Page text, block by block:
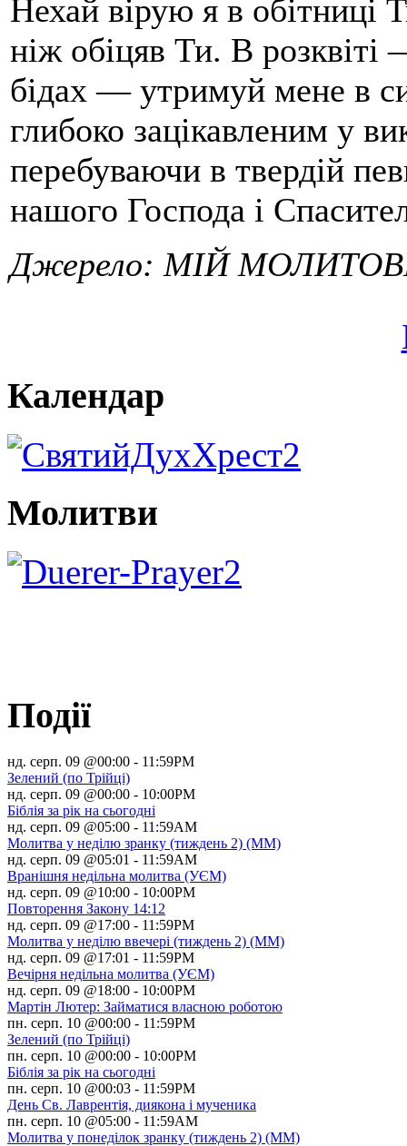
Нехай вірую я в обітниці
ніж обіцяв Ти. В
бідах — утримуй мене в
глибоко зацікавленим у
перебуваючи в твердій
нашого Господа і
Джерело: МІЙ
Календар
Молитви
Події
нд. серп. 09 @00:00 - 11:59PM
Зелений (по Трійці)
нд. серп. 09 @00:00 - 10:00PM
Біблія за рік на сьогодні
нд. серп. 09 @05:00 - 11:59AM
Молитва у неділю зранку (тиждень 2) (ММ)
нд. серп. 09 @05:01 - 11:59AM
Вранішня недільна молитва (УЄМ)
нд. серп. 09 @10:00 - 10:00PM
Повторення Закону 14:12
нд. серп. 09 @17:00 - 11:59PM
Молитва у неділю ввечері (тиждень 2) (ММ)
нд. серп. 09 @17:01 - 11:59PM
Вечірня недільна молитва (УЄМ)
нд. серп. 09 @18:00 - 10:00PM
Мартін Лютер: Займатися власною роботою
пн. серп. 10 @00:00 - 11:59PM
Зелений (по Трійці)
пн. серп. 10 @00:00 - 10:00PM
Біблія за рік на сьогодні
пн. серп. 10 @00:03 - 11:59PM
День Св. Лаврентія, диякона і мученика
пн. серп. 10 @05:00 - 11:59AM
Молитва у понеділок зранку (тиждень 2) (ММ)